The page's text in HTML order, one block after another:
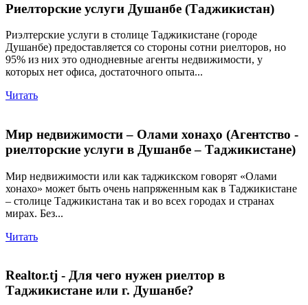
Риелторские услуги Душанбе (Таджикистан)
Риэлтерские услуги в столице Таджикистане (городе
Душанбе) предоставляется со стороны сотни риелторов, но
95% из них это однодневные агенты недвижимости, у
которых нет офиса, достаточного опыта...
Читать
Мир недвижимости – Олами хонаҳо (Агентство -
риелторские услуги в Душанбе – Таджикистане)
Мир недвижимости или как таджикском говорят «Олами
хонахо» может быть очень напряженным как в Таджикистане
– столице Таджикистана так и во всех городах и странах
мирах. Без...
Читать
Realtor.tj - Для чего нужен риелтор в
Таджикистане или г. Душанбе?